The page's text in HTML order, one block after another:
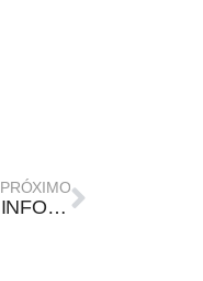
PRÓXIMO
DELTAN DALLAGNOL COMPARTILHA INFORMAÇÕES IMPRECISAS A RESPEITO DO ORÇAMENTO PÚBLICO NO COMBATE À CRIMINALIDADE